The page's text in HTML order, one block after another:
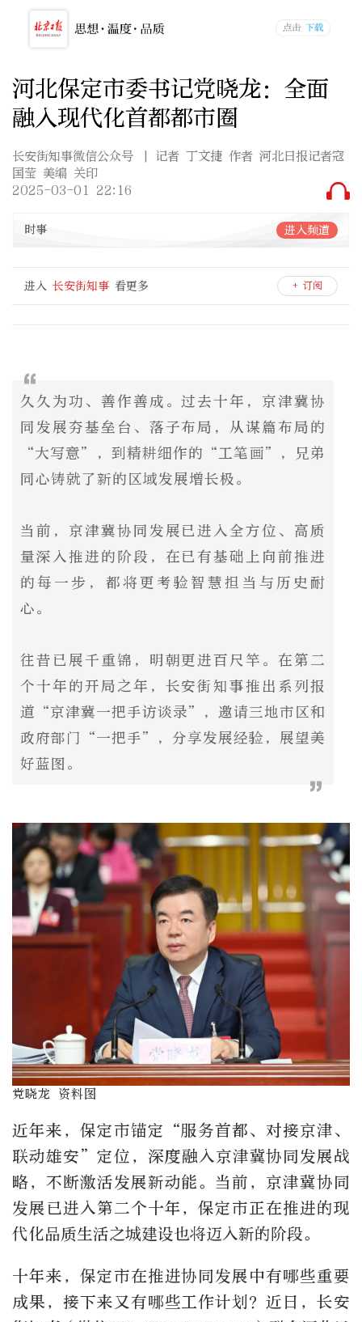
河北保定市委书记党晓龙：全面
融入现代化首都都市圈
长安街知事微信公众号
| 记者 丁文捷 作者 河北日报记者寇
国莹 美编 关印
2025-03-01 22:16
时事 进入频道
进入 长安街知事 看更多 + 订阅
久久为功、善作善成。过去十年，京津冀协
同发展夯基垒台、落子布局，从谋篇布局的
“大写意”，到精耕细作的“工笔画”，兄弟
同心铸就了新的区域发展增长极。
当前，京津冀协同发展已进入全方位、高质
量深入推进的阶段，在已有基础上向前推进
的每一步，都将更考验智慧担当与历史耐
心。
往昔已展千重锦，明朝更进百尺竿。在第二
个十年的开局之年，长安街知事推出系列报
道“京津冀一把手访谈录”，邀请三地市区和
政府部门“一把手”，分享发展经验，展望美
好蓝图。
党晓龙 资料图
近年来，保定市锚定“服务首都、对接京津、
联动雄安”定位，深度融入京津冀协同发展战
略，不断激活发展新动能。当前，京津冀协同
发展已进入第二个十年，保定市正在推进的现
代化品质生活之城建设也将迈入新的阶段。
十年来，保定市在推进协同发展中有哪些重要
成果，接下来又有哪些工作计划？近日，长安